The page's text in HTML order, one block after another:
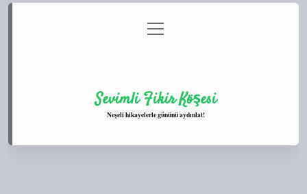
Gizlilik Politikası
menüyü
aç
Sevimli Fikir Köşesi
Neşeli hikayelerle gününü aydınlat!